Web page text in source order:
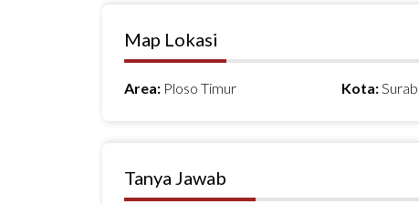
Map Lokasi
Area: Ploso Timur Kota:
Tanya Jawab